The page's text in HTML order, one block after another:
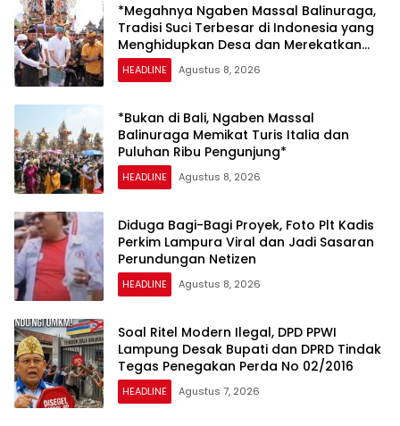
*Megahnya Ngaben Massal Balinuraga,
Tradisi Suci Terbesar di Indonesia yang
Menghidupkan Desa dan Merekatkan
Ikatan Keluarga*
HEADLINE Agustus 8, 2026
*Bukan di Bali, Ngaben Massal
Balinuraga Memikat Turis Italia dan
Puluhan Ribu Pengunjung*
HEADLINE Agustus 8, 2026
Diduga Bagi-Bagi Proyek, Foto Plt Kadis
Perkim Lampura Viral dan Jadi Sasaran
Perundungan Netizen
HEADLINE Agustus 8, 2026
Soal Ritel Modern Ilegal, DPD PPWI
Lampung Desak Bupati dan DPRD Tindak
Tegas Penegakan Perda No 02/2016
HEADLINE Agustus 7, 2026